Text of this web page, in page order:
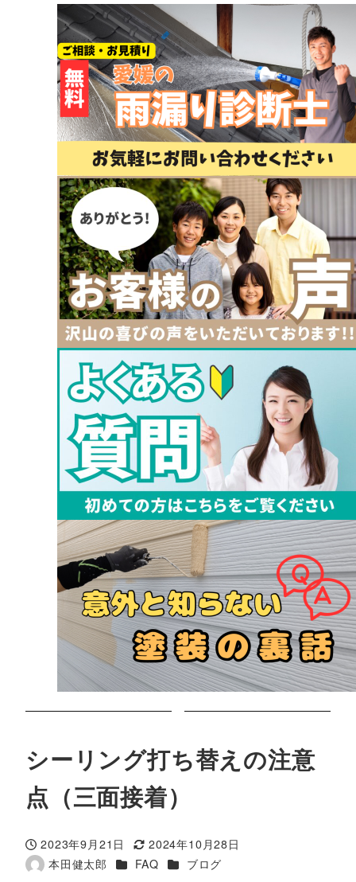
シーリング打ち替えの注意
点（三面接着）
投稿日
2023年9月21日
更新日
2024年10月28日
著
本田健太郎 カテゴリー
FAQ カテゴリー
ブログ